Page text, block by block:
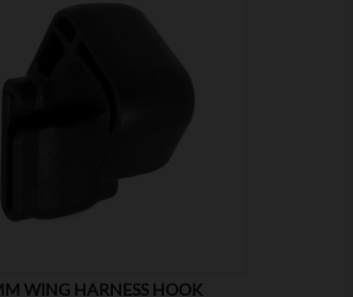
WING HARNESS HOOK